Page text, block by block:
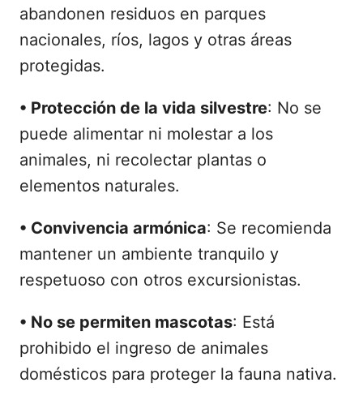
abandonen residuos en parques
nacionales, ríos, lagos y otras áreas
protegidas.
• Protección de la vida silvestre: No se
puede alimentar ni molestar a los
animales, ni recolectar plantas o
elementos naturales.
• Convivencia armónica: Se recomienda
mantener un ambiente tranquilo y
respetuoso con otros excursionistas.
• No se permiten mascotas: Está
prohibido el ingreso de animales
domésticos para proteger la fauna nativa.